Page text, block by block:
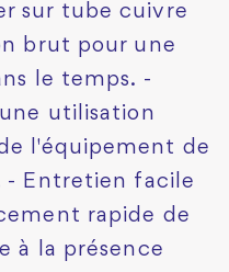
sur tube cuivre
brut pour une
le temps. -
utilisation
l'équipement de
- Entretien facile
rapide de
à la présence